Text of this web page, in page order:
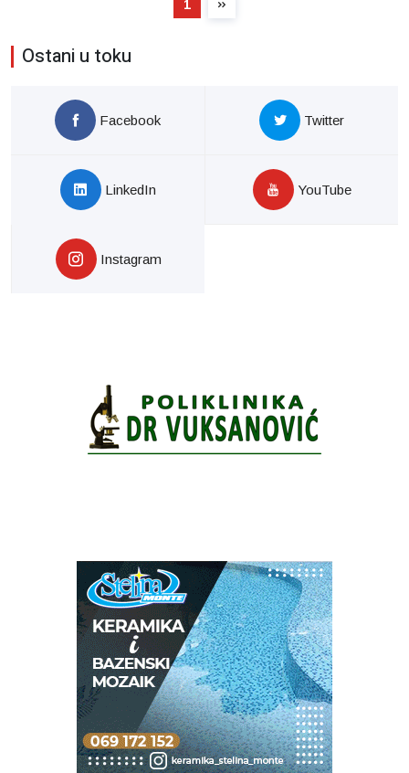
1
Ostani u toku
Facebook Twitter
LinkedIn YouTube
Instagram